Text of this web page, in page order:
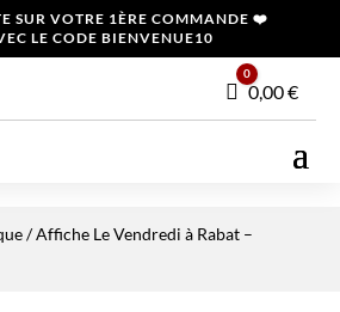
SUR VOTRE 1ÈRE COMMANDE ❤️
LE CODE BIENVENUE10
Panier
0
0,00€
/ Affiche Le Vendredi à Rabat –